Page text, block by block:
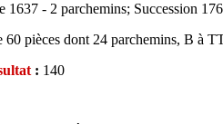
1637 - 2 parchemins; Succession
60 pièces dont 24 parchemins, B à
: 140